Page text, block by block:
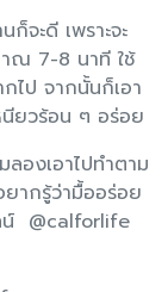
จะดี เพราะจะ
าณ 7-8 นาที ใช้
ไป จากนั้นก็เอา
ยวร้อน ๆ อร่อย
องเอาไปทำตาม
ยากรู้ว่ามื้ออร่อย
ลน์ @calforlife